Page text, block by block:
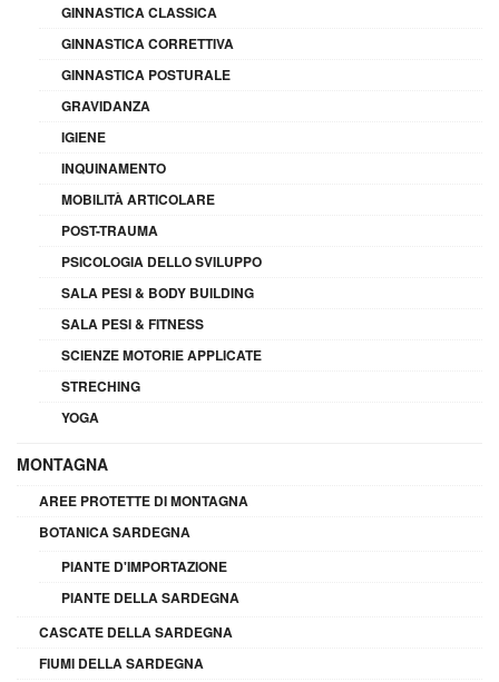
GINNASTICA CLASSICA
GINNASTICA CORRETTIVA
GINNASTICA POSTURALE
GRAVIDANZA
IGIENE
INQUINAMENTO
MOBILITÀ ARTICOLARE
POST-TRAUMA
PSICOLOGIA DELLO SVILUPPO
SALA PESI & BODY BUILDING
SALA PESI & FITNESS
SCIENZE MOTORIE APPLICATE
STRECHING
YOGA
MONTAGNA
AREE PROTETTE DI MONTAGNA
BOTANICA SARDEGNA
PIANTE D'IMPORTAZIONE
PIANTE DELLA SARDEGNA
CASCATE DELLA SARDEGNA
FIUMI DELLA SARDEGNA